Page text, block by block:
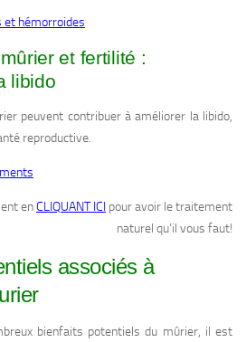
et hémorroides
et fertilité :
libido
peuvent contribuer à améliorer la libido,
reproductive.
enCLIQUANT ICI pour avoir le traitement
naturel qu’il vous faut!
associés à
bienfaits potentiels du mûrier, il est